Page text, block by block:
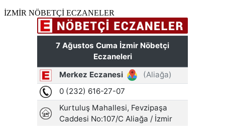
İZMİR NÖBETÇİ ECZANELER